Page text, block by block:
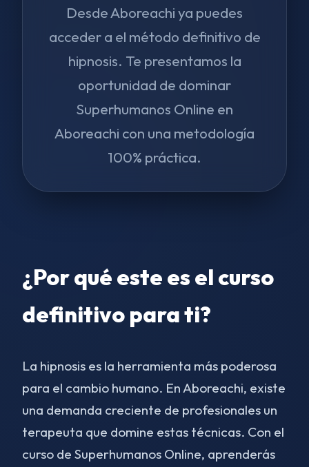
Desde Aboreachi ya puedes
acceder a el método definitivo de
hipnosis. Te presentamos la
oportunidad de dominar
Superhumanos Online en
Aboreachi con una metodología
100% práctica.
¿Por qué este es el curso
definitivo para ti?
La hipnosis es la herramienta más poderosa
para el cambio humano. En Aboreachi, existe
una demanda creciente de profesionales un
terapeuta que domine estas técnicas. Con el
curso de Superhumanos Online, aprenderás